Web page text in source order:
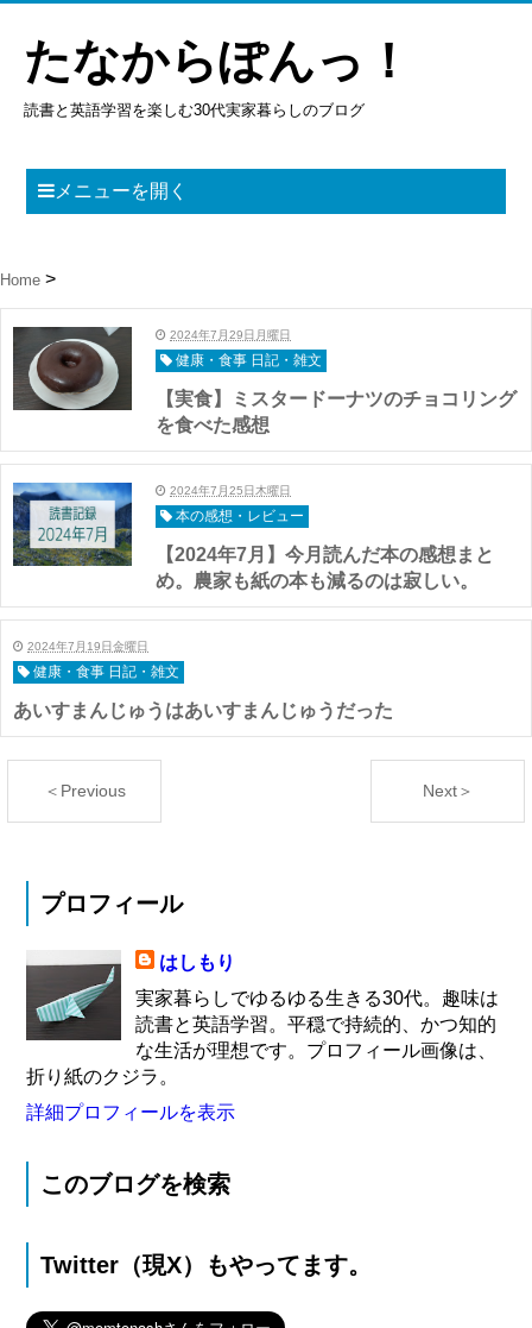
たなからぽんっ！
読書と英語学習を楽しむ30代実家暮らしのブログ
メニューを開く
Home
2024年7月29日月曜日
健康・食事 日記・雑文
【実食】ミスタードーナツのチョコリング
を食べた感想
2024年7月25日木曜日
本の感想・レビュー
【2024年7月】今月読んだ本の感想まと
め。農家も紙の本も減るのは寂しい。
2024年7月19日金曜日
健康・食事 日記・雑文
あいすまんじゅうはあいすまんじゅうだった
＜Previous Next＞
プロフィール
はしもり
実家暮らしでゆるゆる生きる30代。趣味は
読書と英語学習。平穏で持続的、かつ知的
な生活が理想です。プロフィール画像は、
折り紙のクジラ。
詳細プロフィールを表示
このブログを検索
Twitter（現X）もやってます。